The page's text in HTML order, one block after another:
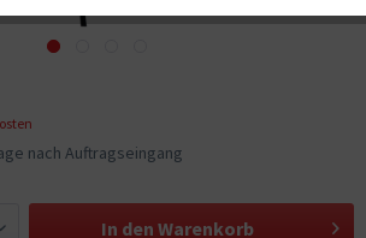
nach Auftragseingang
In den Warenkorb